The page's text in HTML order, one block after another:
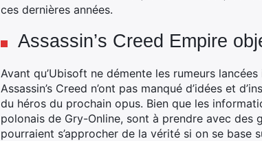
ces dernières années.
Assassin’s Creed Empire
Avant qu’Ubisoft ne démente les rumeurs
Assassin’s Creed n’ont pas manqué d’idées et
du héros du prochain opus. Bien que les
polonais de Gry-Online, sont à prendre avec
pourraient s’approcher de la vérité si on se base